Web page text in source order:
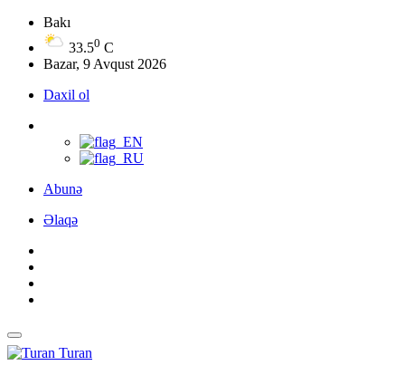
Bakı
33.50 C
Bazar, 9 Avqust 2026
Daxil ol
Abunə
Əlaqə
Turan